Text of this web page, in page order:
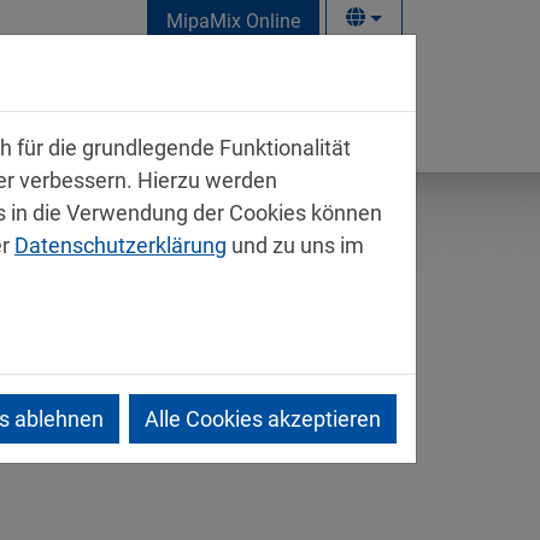
MipaMix Online
für die grundlegende Funktionalität
verbessern. Hierzu werden
die Verwendung der Cookies können
Datenschutzerklärung und zu uns im
ablehnen Alle Cookies akzeptieren